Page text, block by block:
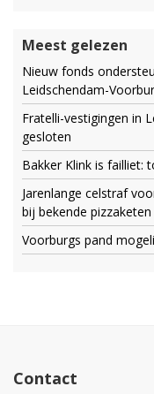
Meest gelezen
Nieuw fonds
Leidschendam-
Fratelli-vestigingen in
gesloten
Bakker Klink is failliet:
Jarenlange celstraf
bij bekende pizzaketen
Voorburgs pand
Contact